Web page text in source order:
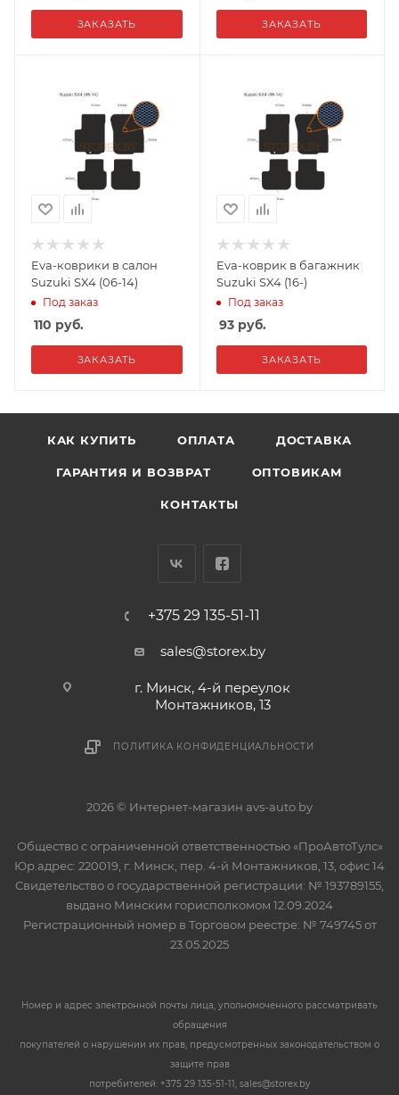
ЗАКАЗАТЬ ЗАКАЗАТЬ
Eva-коврики в салон
Suzuki SX4 (06-14)
Под заказ
110 руб.
ЗАКАЗАТЬ
Eva-коврик в багажник
Suzuki SX4 (16-)
Под заказ
93руб.
ЗАКАЗАТЬ
КАК КУПИТЬ ОПЛАТА ДОСТАВКА
ГАРАНТИЯ И ВОЗВРАТ ОПТОВИКАМ
КОНТАКТЫ
+375 29 135-51-11
sales@storex.by
г. Минск, 4-й переулок
Монтажников, 13
ПОЛИТИКА КОНФИДЕНЦИАЛЬНОСТИ
2026 © Интернет-магазин avs-auto.by
Общество с ограниченной ответственностью «ПроАвтоТулс»
Юр.адрес: 220019, г. Минск, пер. 4-й Монтажников, 13, офис 14
Свидетельство о государственной регистрации: № 193789155,
выдано Минским горисполкомом 12.09.2024
Регистрационный номер в Торговом реестре: № 749745 от
23.05.2025
Номер и адрес электронной почты лица, уполномоченного рассматривать
обращения
покупателей о нарушении их прав, предусмотренных законодательством о
защите прав
потребителей: +375 29 135-51-11, sales@storex.by